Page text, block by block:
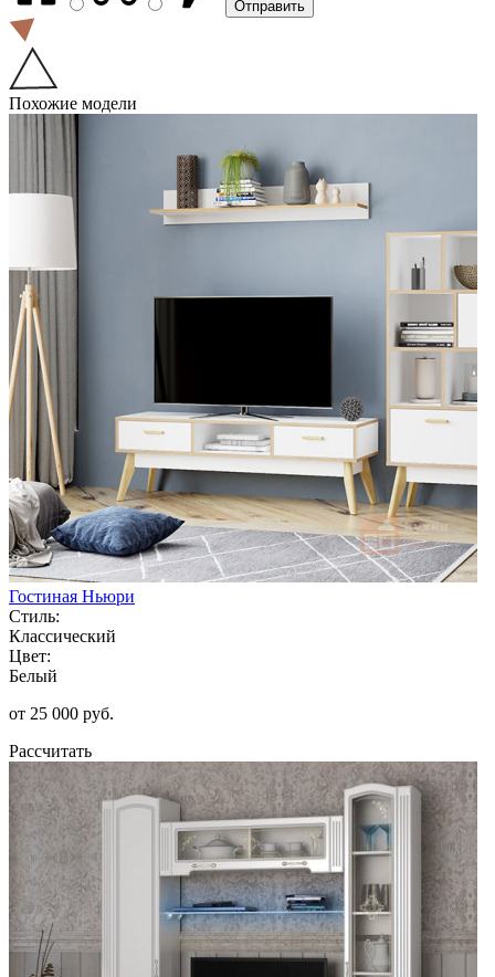
Похожие модели
Гостиная Ньюри
Стиль:
Классический
Цвет:
Белый
от 25 000 руб.
Рассчитать